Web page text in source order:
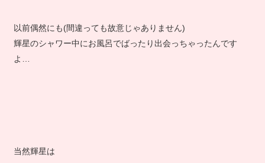
以前偶然にも(間違っても故意じゃありません)
輝星のシャワー中にお風呂でばったり出会っちゃったんです
よ…
当然輝星は